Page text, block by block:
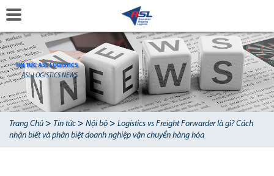
TIN TỨC ASL LOGISTICS
ASL LOGISTICS NEWS
Trang Chủ > Tin tức > Nội bộ > Logistics vs Freight Forwarder là gì? Cách
nhận biết và phân biệt doanh nghiệp vận chuyển hàng hóa